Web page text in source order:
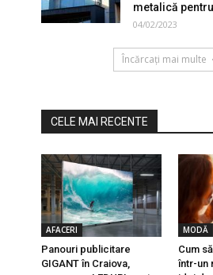
metalică
04/02/2023
Încărcați mai multe
CELE MAI RECENTE
AFACERI
Panouri publicitare
GIGANT în Craiova,
MODĂ
Cum
într-un